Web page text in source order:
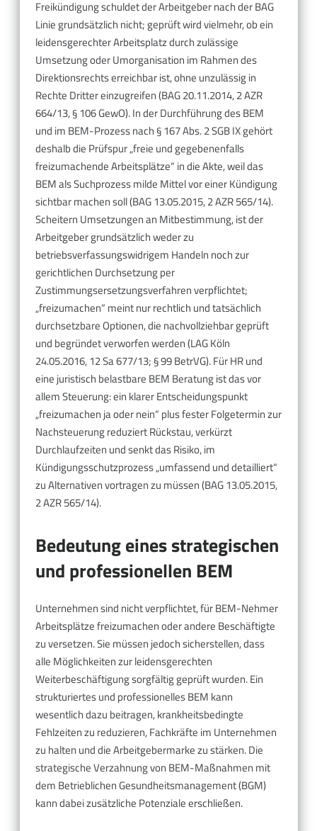
Freikündigung schuldet der Arbeitgeber nach der BAG
Linie grundsätzlich nicht; geprüft wird vielmehr, ob ein
leidensgerechter Arbeitsplatz durch zulässige
Umsetzung oder Umorganisation im Rahmen des
Direktionsrechts erreichbar ist, ohne unzulässig in
Rechte Dritter einzugreifen (BAG 20.11.2014, 2 AZR
664/13, § 106 GewO). In der Durchführung des BEM
und im BEM-Prozess nach § 167 Abs. 2 SGB IX gehört
deshalb die Prüfspur „freie und gegebenenfalls
freizumachende Arbeitsplätze“ in die Akte, weil das
BEM als Suchprozess milde Mittel vor einer Kündigung
sichtbar machen soll (BAG 13.05.2015, 2 AZR 565/14).
Scheitern Umsetzungen an Mitbestimmung, ist der
Arbeitgeber grundsätzlich weder zu
betriebsverfassungswidrigem Handeln noch zur
gerichtlichen Durchsetzung per
Zustimmungsersetzungsverfahren verpflichtet;
„freizumachen“ meint nur rechtlich und tatsächlich
durchsetzbare Optionen, die nachvollziehbar geprüft
und begründet verworfen werden (LAG Köln
24.05.2016, 12 Sa 677/13; § 99 BetrVG). Für HR und
eine juristisch belastbare BEM Beratung ist das vor
allem Steuerung: ein klarer Entscheidungspunkt
„freizumachen ja oder nein“ plus fester Folgetermin zur
Nachsteuerung reduziert Rückstau, verkürzt
Durchlaufzeiten und senkt das Risiko, im
Kündigungsschutzprozess „umfassend und detailliert“
zu Alternativen vortragen zu müssen (BAG 13.05.2015,
2 AZR 565/14).
Bedeutung eines strategischen
und professionellen BEM
Unternehmen sind nicht verpflichtet, für BEM-Nehmer
Arbeitsplätze freizumachen oder andere Beschäftigte
zu versetzen. Sie müssen jedoch sicherstellen, dass
alle Möglichkeiten zur leidensgerechten
Weiterbeschäftigung sorgfältig geprüft wurden. Ein
strukturiertes und professionelles BEM kann
wesentlich dazu beitragen, krankheitsbedingte
Fehlzeiten zu reduzieren, Fachkräfte im Unternehmen
zu halten und die Arbeitgebermarke zu stärken. Die
strategische Verzahnung von BEM-Maßnahmen mit
dem Betrieblichen Gesundheitsmanagement (BGM)
kann dabei zusätzliche Potenziale erschließen.